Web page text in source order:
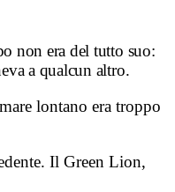
non era del tutto suo:
a qualcun altro.
lontano era troppo
Il Green Lion,